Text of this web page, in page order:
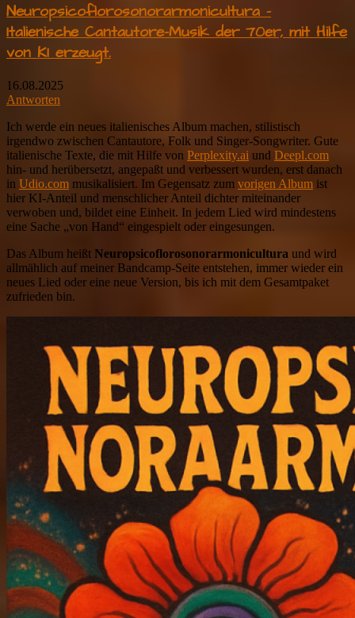
Neuropsicoflorosonorarmonicultura –
Italienische Cantautore-Musik der 70er, mit Hilfe
von KI erzeugt.
16.08.2025
Antworten
Ich werde ein neues italienisches Album machen, stilistisch
irgendwo zwischen Cantautore, Folk und Singer-Songwriter. Gute
italienische Texte, die mit Hilfe von Perplexity.ai und Deepl.com
hin- und herübersetzt, angepaßt und verbessert wurden, erst danach
in Udio.com musikalisiert. Im Gegensatz zum vorigen Album ist
hier KI-Anteil und menschlicher Anteil dichter miteinander
verwoben und, bildet eine Einheit. In jedem Lied wird mindestens
eine Sache „von Hand“ eingespielt oder eingesungen.
Das Album heißt Neuropsicoflorosonorarmonicultura und wird
allmählich auf meiner Bandcamp-Seite entstehen, immer wieder ein
neues Lied oder eine neue Version, bis ich mit dem Gesamtpaket
zufrieden bin.